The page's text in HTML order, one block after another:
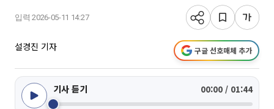
입력 2026-05-11 14:27
설경진 기자 구글 선호매체 추가
기사 듣기 00:00 / 01:44